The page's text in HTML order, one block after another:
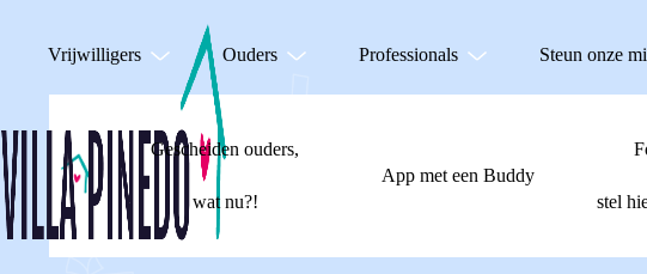
Vrijwilligers Ouders Professionals Steun onze
Gescheiden ouders,
wat nu?!
App met een Buddy
stel